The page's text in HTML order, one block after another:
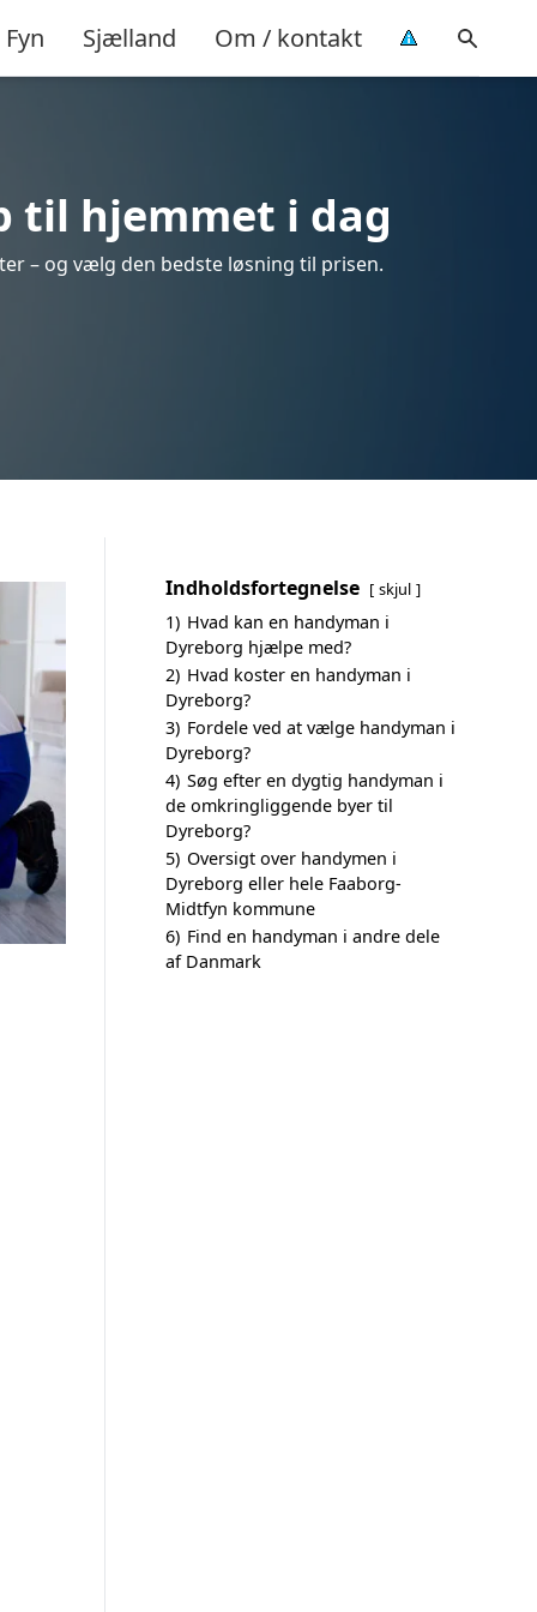
Fyn Sjælland Om / kontakt
til hjemmet i dag
– og vælg den bedste løsning til prisen.
Indholdsfortegnelse skjul
1) Hvad kan en handyman i
Dyreborg hjælpe med?
2) Hvad koster en handyman i
Dyreborg?
3) Fordele ved at vælge handyman i
Dyreborg?
4) Søg efter en dygtig handyman i
de omkringliggende byer til
Dyreborg?
5) Oversigt over handymen i
Dyreborg eller hele Faaborg-
Midtfyn kommune
6) Find en handyman i andre dele
af Danmark